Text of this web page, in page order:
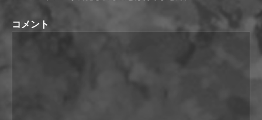
コメント